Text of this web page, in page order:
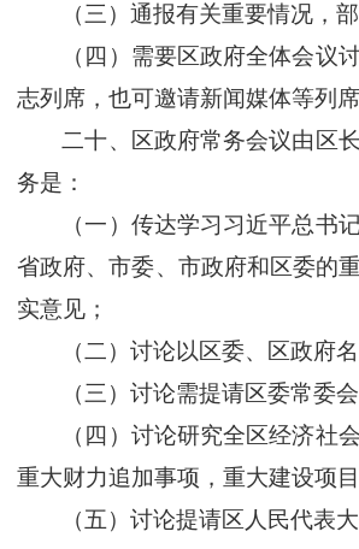
（三）通报有关重要情况，
（四）需要区政府全体会议
志列席，也可邀请新闻媒体等列席
二十、区政府常务会议由区
务是：
（一）传达学习习近平总书
省政府、市委、市政府和区委的
实意见；
（二）讨论以区委、区政府
（三）讨论需提请区委常委
（四）讨论研究全区经济社
重大财力追加事项，重大建设项
（五）讨论提请区人民代表